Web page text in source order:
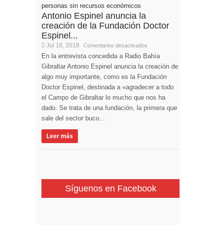
Antonio Espinel anuncia la
creación de la Fundación Doctor
Espinel...
Jul 16, 2018 Comentarios desactivados
En la entrevista concedida a Radio Bahía
Gibraltar Antonio Espinel anuncia la creación de
algo muy importante, como es la Fundación
Doctor Espinel, destinada a «agradecer a todo
el Campo de Gibraltar lo mucho que nos ha
dado. Se trata de una fundación, la primera que
sale del sector buco...
Leer más
Síguenos en Facebook